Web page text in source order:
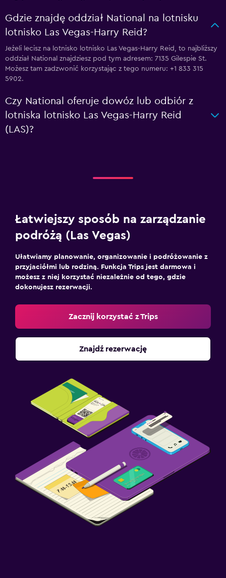
Gdzie znajdę oddział National na lotnisku
lotnisko Las Vegas-Harry Reid?
Jeżeli lecisz na lotnisko lotnisko Las Vegas-Harry Reid, to najbliższy
oddział National znajdziesz pod tym adresem: 7135 Gilespie St.
Możesz tam zadzwonić korzystając z tego numeru: +1 833 315
5902.
Czy National oferuje dowóz lub odbiór z
lotniska lotnisko Las Vegas-Harry Reid
(LAS)?
Łatwiejszy sposób na zarządzanie
podróżą (Las Vegas)
Ułatwiamy planowanie, organizowanie i podróżowanie z
przyjaciółmi lub rodziną. Funkcja Trips jest darmowa i
możesz z niej korzystać niezależnie od tego, gdzie
dokonujesz rezerwacji.
Zacznij korzystać z Trips
Znajdź rezerwację